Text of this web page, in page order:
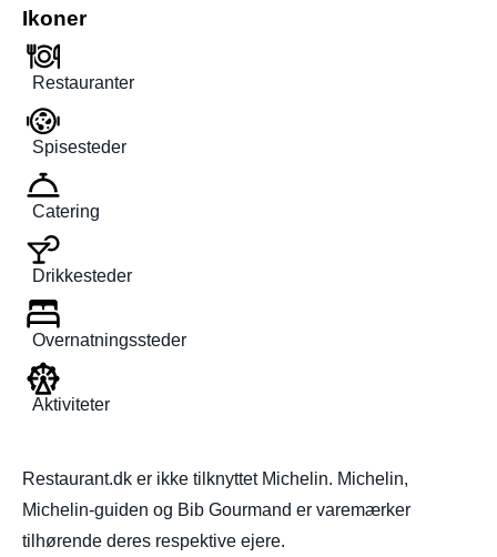
Ikoner
Restauranter
Spisesteder
Catering
Drikkesteder
Overnatningssteder
Aktiviteter
Restaurant.dk er ikke tilknyttet Michelin. Michelin,
Michelin-guiden og Bib Gourmand er varemærker
tilhørende deres respektive ejere.